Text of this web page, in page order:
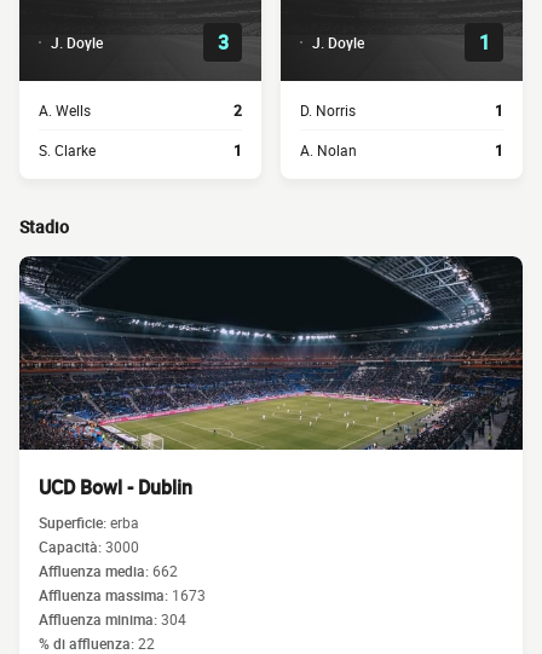
J. Doyle 3
A. Wells 2
S. Clarke 1
J. Doyle 1
D. Norris 1
A. Nolan 1
Stadio
UCD Bowl - Dublin
Superficie:erba
Capacità:3000
Affluenza media:662
Affluenza massima: 1673
Affluenza minima:304
% di affluenza:22